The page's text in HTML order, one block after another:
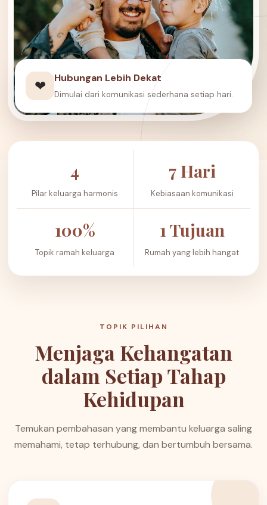
❤ Hubungan Lebih Dekat
Dimulai dari komunikasi sederhana setiap hari.
4
Pilar keluarga harmonis
7 Hari
Kebiasaan komunikasi
100%
Topik ramah keluarga
1 Tujuan
Rumah yang lebih hangat
TOPIK PILIHAN
Menjaga Kehangatan
dalam Setiap Tahap
Kehidupan
Temukan pembahasan yang membantu keluarga saling
memahami, tetap terhubung, dan bertumbuh bersama.